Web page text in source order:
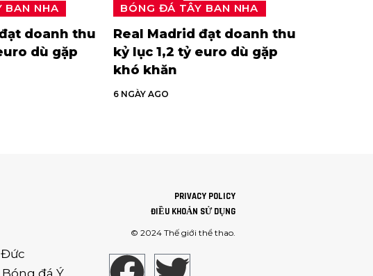
BAN NHA
doanh thu
dù gặp
BÓNG ĐÁ TÂY BAN NHA
Real Madrid đạt doanh thu
kỷ lục 1,2 tỷ euro dù gặp
khó khăn
6 NGÀY AGO
Bóng đá Ý
PRIVACY POLICY
ĐIỀU KHOẢN SỬ DỤNG
© 2024Thế giới thể thao